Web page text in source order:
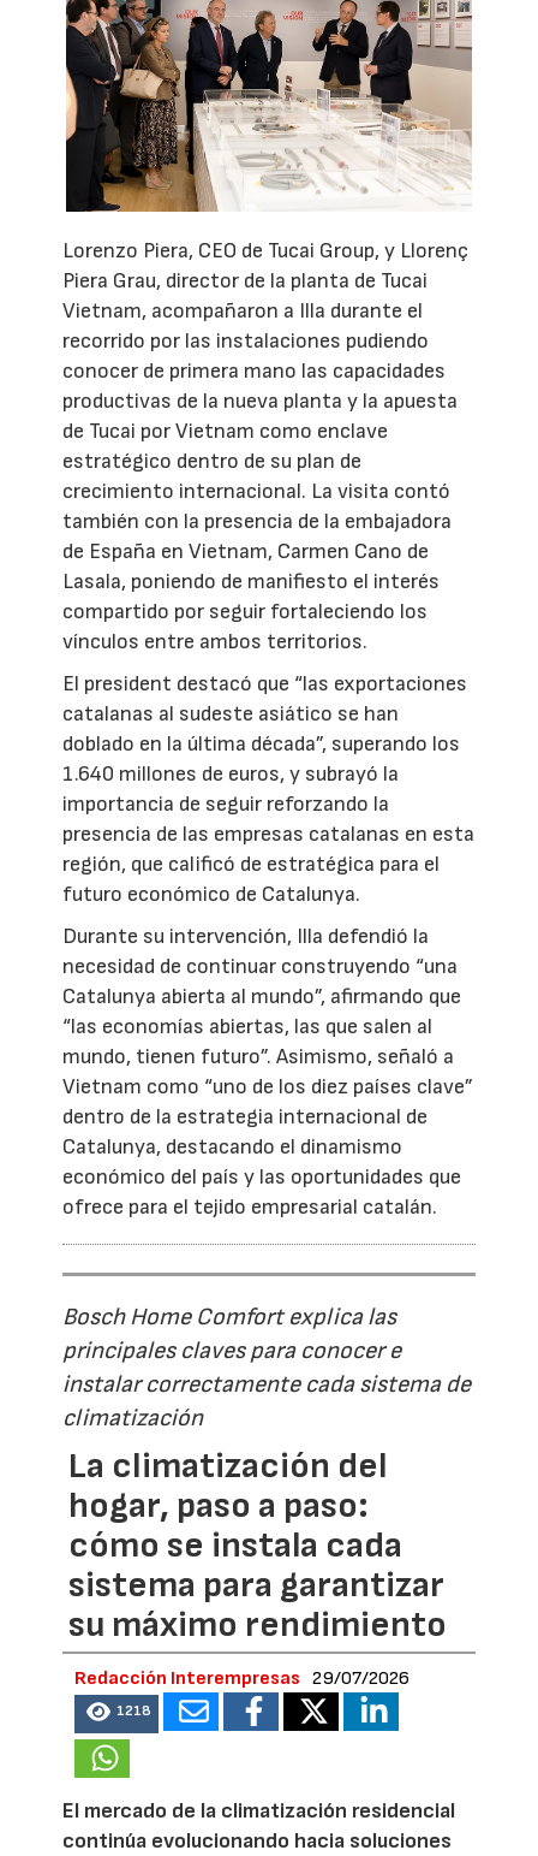
Lorenzo Piera, CEO de Tucai Group, y Llorenç
Piera Grau, director de la planta de Tucai
Vietnam, acompañaron a Illa durante el
recorrido por las instalaciones pudiendo
conocer de primera mano las capacidades
productivas de la nueva planta y la apuesta
de Tucai por Vietnam como enclave
estratégico dentro de su plan de
crecimiento internacional. La visita contó
también con la presencia de la embajadora
de España en Vietnam, Carmen Cano de
Lasala, poniendo de manifiesto el interés
compartido por seguir fortaleciendo los
vínculos entre ambos territorios.
El president destacó que “las exportaciones
catalanas al sudeste asiático se han
doblado en la última década”, superando los
1.640 millones de euros, y subrayó la
importancia de seguir reforzando la
presencia de las empresas catalanas en esta
región, que calificó de estratégica para el
futuro económico de Catalunya.
Durante su intervención, Illa defendió la
necesidad de continuar construyendo “una
Catalunya abierta al mundo”, afirmando que
“las economías abiertas, las que salen al
mundo, tienen futuro”. Asimismo, señaló a
Vietnam como “uno de los diez países clave”
dentro de la estrategia internacional de
Catalunya, destacando el dinamismo
económico del país y las oportunidades que
ofrece para el tejido empresarial catalán.
Bosch Home Comfort explica las
principales claves para conocer e
instalar correctamente cada sistema de
climatización
La climatización del
hogar, paso a paso:
cómo se instala cada
sistema para garantizar
su máximo rendimiento
Redacción Interempresas 29/07/2026
1218
El mercado de la climatización residencial
continúa evolucionando hacia soluciones